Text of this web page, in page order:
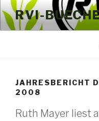
Zum
Inhalt
springen
RVI-
JAHRESBERICHT
2008
Ruth Mayer liest